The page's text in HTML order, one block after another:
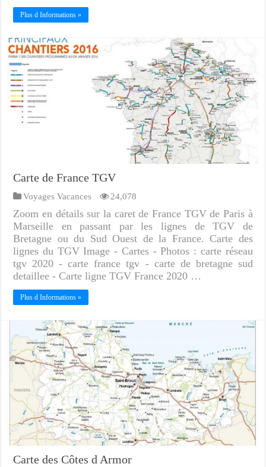
Plus d Informations »
Carte de France TGV
Voyages Vacances 24,078
Zoom en détails sur la caret de France TGV de Paris à
Marseille en passant par les lignes de TGV de
Bretagne ou du Sud Ouest de la France. Carte des
lignes du TGV Image - Cartes - Photos : carte réseau
tgv 2020 - carte france tgv - carte de bretagne sud
detaillee - Carte ligne TGV France 2020 …
Plus d Informations »
Carte des Côtes d Armor